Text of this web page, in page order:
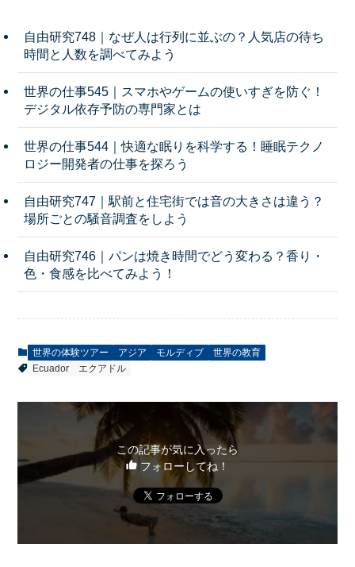
自由研究748｜なぜ人は行列に並ぶの？人気店の待ち
時間と人数を調べてみよう
世界の仕事545｜スマホやゲームの使いすぎを防ぐ！
デジタル依存予防の専門家とは
世界の仕事544｜快適な眠りを科学する！睡眠テクノ
ロジー開発者の仕事を探ろう
自由研究747｜駅前と住宅街では音の大きさは違う？
場所ごとの騒音調査をしよう
自由研究746｜パンは焼き時間でどう変わる？香り・
色・食感を比べてみよう！
世界の体験ツアー アジア モルディブ
世界の教育
Ecuador
エクアドル
この記事が気に入ったら
フォローしてね！